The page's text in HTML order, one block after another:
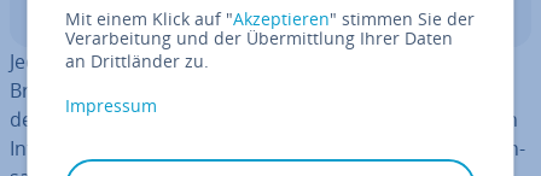
In­halts­ver­zeich­nis
Jedes Mal, wenn Sie eine Website aufrufen, muss Ihr
Browser diese
der Weise prä­sen­tiert wird und das ge­wünsch­te Maß an
In­ter­ak­ti­vi­tät bietet. Abhängig vom Pro­gram­mie­rungs­an­
Mit einem Klick auf "Akzeptieren" stimmen Sie der
Verarbeitung und der Übermittlung Ihrer Daten
an Drittländer zu.
Impressum